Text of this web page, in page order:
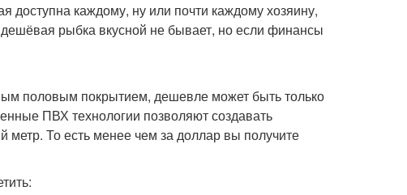
доступна каждому, ну или почти каждому хозяину,
рыбка вкусной не бывает, но если финансы
половым покрытием, дешевле может быть только
ПВХ технологии позволяют создавать
метр. То есть менее чем за доллар вы получите